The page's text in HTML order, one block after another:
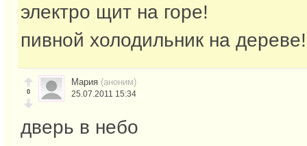
электро щит на горе!
пивной холодильник на дереве!
0
Мария (аноним)
25.07.2011 15:34
дверь в небо